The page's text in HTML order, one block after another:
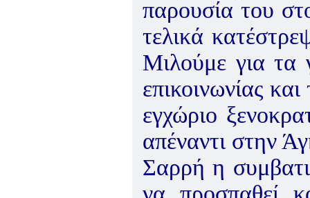
παρουσία του
τελικά
Μιλούμε για τα
επικοινωνίας
εγχώριο
απέναντι στην
Σαρρή η